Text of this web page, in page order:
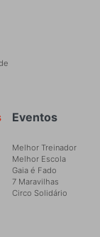
Eventos
Melhor Treinador
Melhor Escola
Gaia é Fado
7 Maravilhas
Circo Solidário